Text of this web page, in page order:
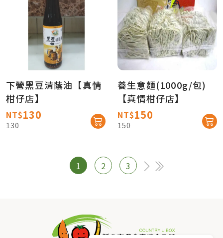
下營黑豆清蔭油【真情
柑仔店】
NT$130
130
養生意麵(1000g/包)
【真情柑仔店】
NT$150
150
1 2 3